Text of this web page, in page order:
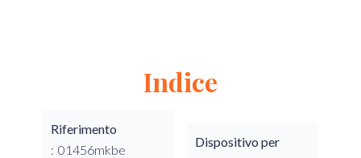
Indice
Riferimento
01456mkbe
Dispositivo per